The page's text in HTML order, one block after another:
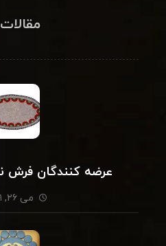
عرضه کنندگان فرش
می ۲۶, ۲۰۲۱